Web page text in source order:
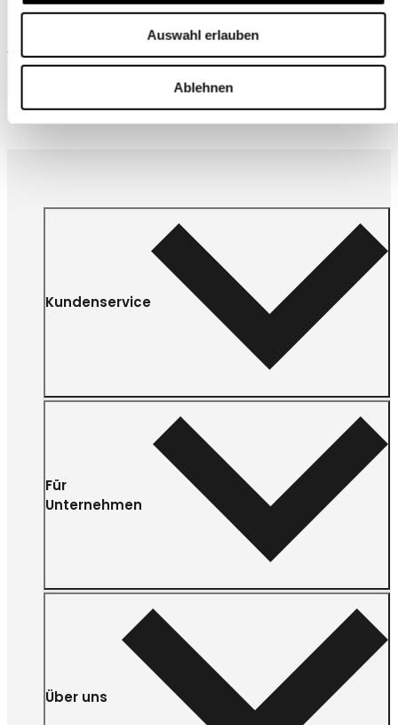
Auswahl erlauben
Ablehnen
Wird oft zusammen gekauft
Kundenservice
Für
Unternehmen
Über uns